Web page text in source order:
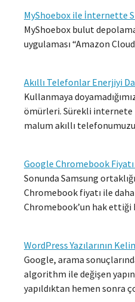
MyShoebox ile İnternette
MyShoebox bulut
uygulaması “Amazon
Akıllı Telefonlar Enerjiyi
Kullanmaya
ömürleri. Sürekli internete
malum akıllı
Google Chromebook Fiyatı
Sonunda Samsung
Chromebook fiyatı ile
Chromebook’un hak ettiği
WordPress Yazılarının
Google, arama
algorithm ile değişen
yapıldıktan hemen sonra